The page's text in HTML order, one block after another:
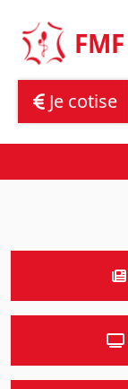
content
FMF
Je cotise